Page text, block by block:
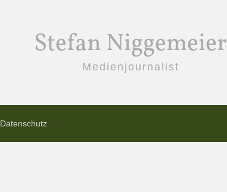
Stefan Niggemeier
Medienjournalist
Datenschutz